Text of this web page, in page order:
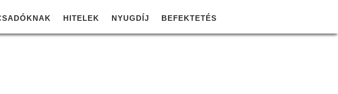
HITELEK NYUGDÍJ BEFEKTETÉS